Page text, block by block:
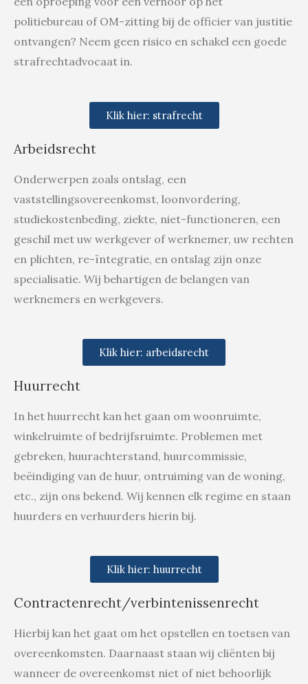
politiebureau of OM-zitting bij de officier van justitie
ontvangen? Neem geen risico en schakel een goede
strafrechtadvocaat in.
Klik hier: strafrecht
Arbeidsrecht
Onderwerpen zoals ontslag, een
vaststellingsovereenkomst, loonvordering,
studiekostenbeding, ziekte, niet-functioneren, een
geschil met uw werkgever of werknemer, uw rechten
en plichten, re-ïntegratie, en ontslag zijn onze
specialisatie. Wij behartigen de belangen van
werknemers en werkgevers.
Klik hier: arbeidsrecht
Huurrecht
In het huurrecht kan het gaan om woonruimte,
winkelruimte of bedrijfsruimte. Problemen met
gebreken, huurachterstand, huurcommissie,
beëindiging van de huur, ontruiming van de woning,
etc., zijn ons bekend. Wij kennen elk regime en staan
huurders en verhuurders hierin bij.
Klik hier: huurrecht
Contractenrecht/verbintenissenrecht
Hierbij kan het gaat om het opstellen en toetsen van
overeenkomsten. Daarnaast staan wij cliënten bij
wanneer de overeenkomst niet of niet behoorlijk